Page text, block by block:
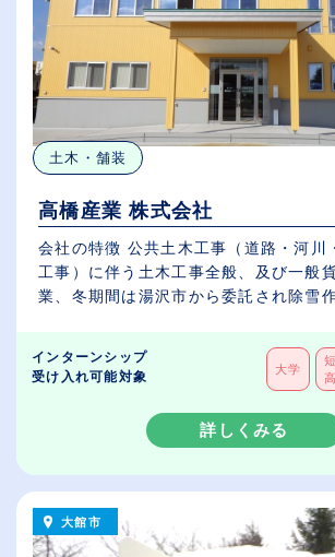
土木・舗装
高橋産業 株式会社
会社の特徴 公共土木工事（道路・河川
工事）に伴う土木工事全般、及び一般
業、冬期間は湯沢市から委託され除雪
インターンシップ
受け入れ可能対象
大学
詳しくみる
大館市